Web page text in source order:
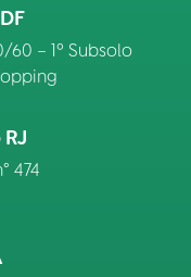
60 – 1º Subsolo
474